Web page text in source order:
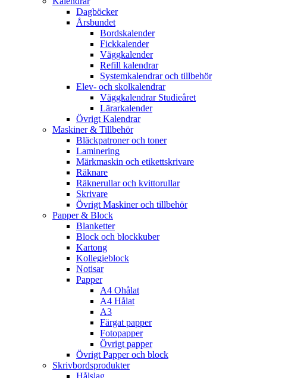
Dagböcker
Årsbundet
Bordskalender
Fickkalender
Väggkalender
Refill kalendrar
Systemkalendrar och tillbehör
Elev- och skolkalendrar
Väggkalendrar Studieåret
Lärarkalender
Övrigt Kalendrar
Maskiner & Tillbehör
Bläckpatroner och toner
Laminering
Märkmaskin och etikettskrivare
Räknare
Räknerullar och kvittorullar
Skrivare
Övrigt Maskiner och tillbehör
Papper & Block
Blanketter
Block och blockkuber
Kartong
Kollegieblock
Notisar
Papper
A4 Ohålat
A4 Hålat
A3
Färgat papper
Fotopapper
Övrigt papper
Övrigt Papper och block
Skrivbordsprodukter
Hålslag